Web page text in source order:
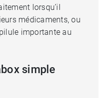
lorsqu’il
médicaments, ou
importante au
simple